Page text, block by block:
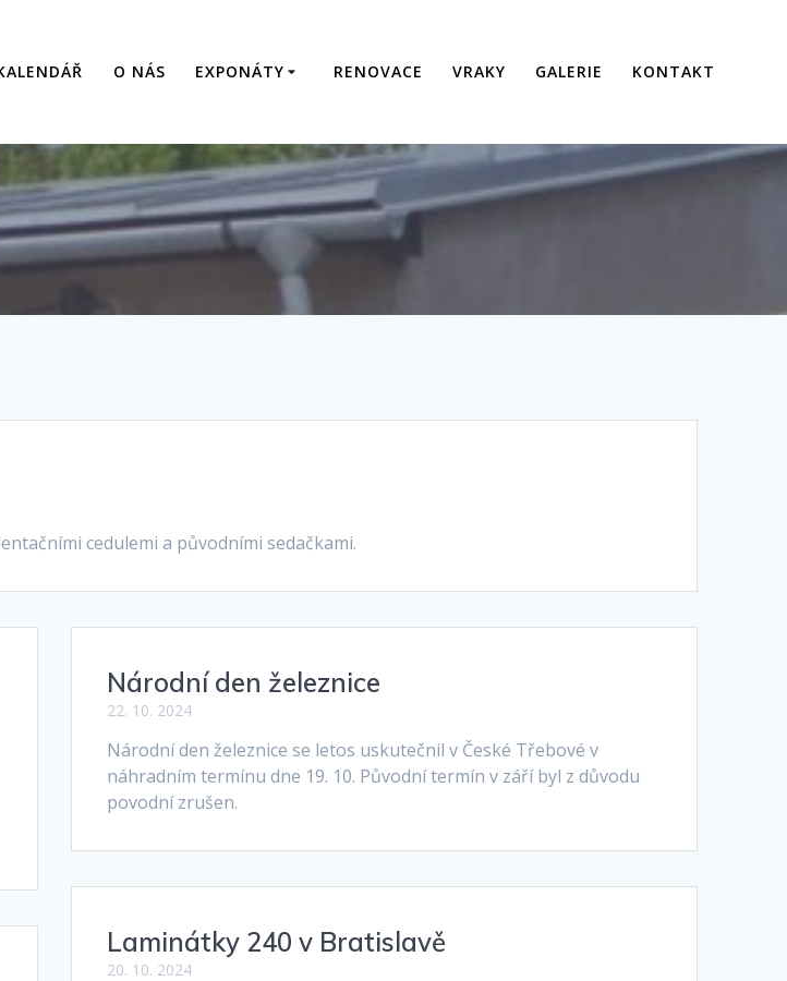
O NÁS EXPONÁTY RENOVACE VRAKY GALERIE KONTAKT
cedulemi a původními sedačkami.
Národní den železnice
22. 10. 2024
Národní den železnice se letos uskutečnil v České Třebové v
náhradním termínu dne 19. 10. Původní termín v září byl z důvodu
povodní zrušen.
Laminátky 240 v Bratislavě
20. 10. 2024